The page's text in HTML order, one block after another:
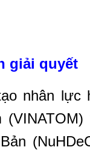
giải quyết
nhân lực